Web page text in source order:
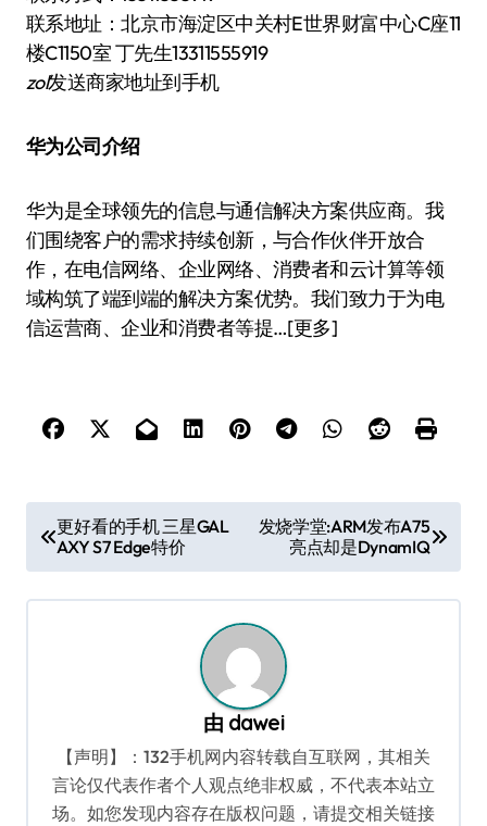
联系地址：北京市海淀区中关村E世界财富中心C座11
楼C1150室 丁先生13311555919
zol发送商家地址到手机
华为公司介绍
华为是全球领先的信息与通信解决方案供应商。我
们围绕客户的需求持续创新，与合作伙伴开放合
作，在电信网络、企业网络、消费者和云计算等领
域构筑了端到端的解决方案优势。我们致力于为电
信运营商、企业和消费者等提…[更多]
章
导
更好看的手机 三星GAL
AXY S7 Edge特价
发烧学堂:ARM发布A75
亮点却是DynamIQ
由 dawei
【声明】：132手机网内容转载自互联网，其相关
言论仅代表作者个人观点绝非权威，不代表本站立
场。如您发现内容存在版权问题，请提交相关链接